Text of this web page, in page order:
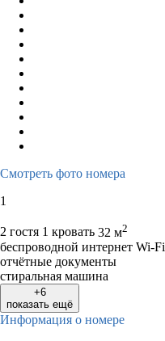
Смотреть фото номера
1
2 гостя 1 кровать 32 м2
беспроводной интернет Wi-Fi
отчётные документы
стиральная машина
+6
показать ещё
Информация о номере